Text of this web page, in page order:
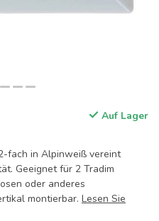
Auf Lager
fach in Alpinweiß vereint
Geeignet für 2 Tradim
oder anderes
montierbar. Lesen Sie